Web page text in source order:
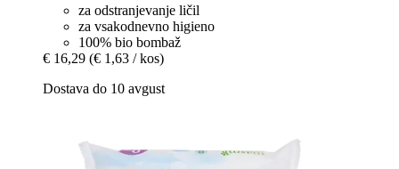
za odstranjevanje ličil
za vsakodnevno higieno
100% bio bombaž
€ 16,29 (€ 1,63 / kos)
Dostava do 10 avgust